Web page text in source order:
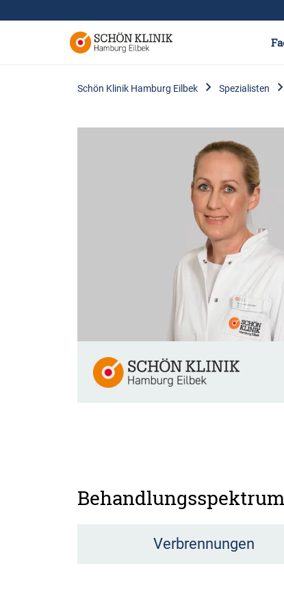
Schön Klinik Hamburg Eilbek Spezialisten
Behandlungsspektrum
Verbrennungen